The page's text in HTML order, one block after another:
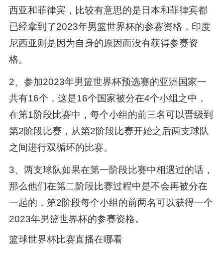
西亚和菲律宾，比较有意思的是日本和菲律宾都
已经拿到了2023年男篮世界杯的参赛资格，印度
尼西亚则是因为自身的原因而没有获得参赛资
格。
2、参加2023年男篮世界杯预选赛的亚洲国家一
共有16个，这是16个国家被分在4个小组之中，
在第1阶段比赛中，每个小组的前三名可以晋级到
第2阶段比赛，从第2阶段比赛开始之后两支球队
之间进行双循环的比赛。
3、两支球队如果在第一阶段比赛中相遇过的话，
那么他们在第二阶段比赛过程中是不会再被分在
一起的，第2阶段每个小组的前两名可以获得一个
2023年男篮世界杯的参赛资格。
篮球世界杯比赛直播在哪看